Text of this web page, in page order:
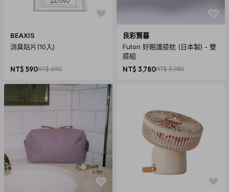
BEAXIS
消臭貼片(10入)
NT$ 590NT$ 690
良彩賢暮
Futon 好眠護膝枕 (日本製) - 雙
膝組
NT$ 3,780NT$ 3,980